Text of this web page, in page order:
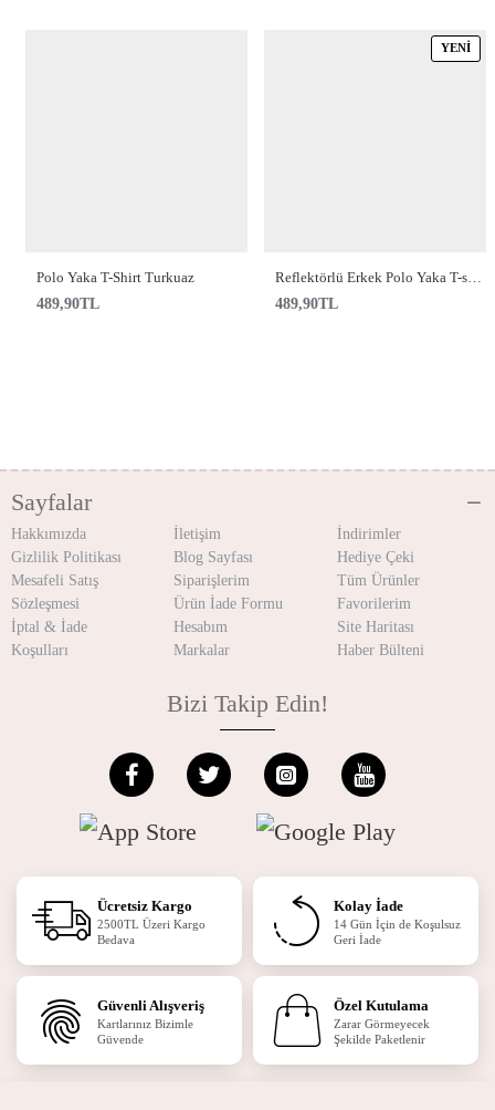
Polo Yaka T-Shirt Turkuaz
489,90TL
YENI
Reflektörlü Erkek Polo Yaka T-shirt
489,90TL
Sayfalar
Hakkımızda
Gizlilik Politikası
Mesafeli Satış
Sözleşmesi
İptal & İade
Koşulları
İletişim
Blog Sayfası
Siparişlerim
Ürün İade Formu
Hesabım
Markalar
İndirimler
Hediye Çeki
Tüm Ürünler
Favorilerim
Site Haritası
Haber Bülteni
Bizi Takip Edin!
Ücretsiz Kargo
2500TL Üzeri Kargo
Bedava
Kolay İade
14 Gün İçin de Koşulsuz
Geri İade
Güvenli Alışveriş
Kartlarınız Bizimle
Güvende
Özel Kutulama
Zarar Görmeyecek
Şekilde Paketlenir